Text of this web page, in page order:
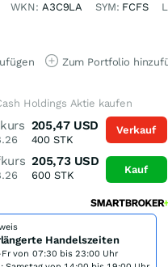
WKN: A3C9LA SYM: FCFS
Zum Portfolio
Holdings Aktie kaufen
205,47 USD
400 STK
205,73 USD
600STK
Verkauf
Kauf
Handelszeiten
von 07:30 bis 23:00 Uhr